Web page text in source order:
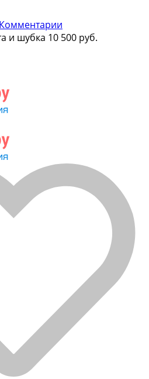
Комментарии
и шубка 10 500 руб.